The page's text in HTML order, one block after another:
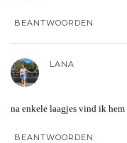
BEANTWOORDEN
LANA
na enkele laagjes vind ik
BEANTWOORDEN